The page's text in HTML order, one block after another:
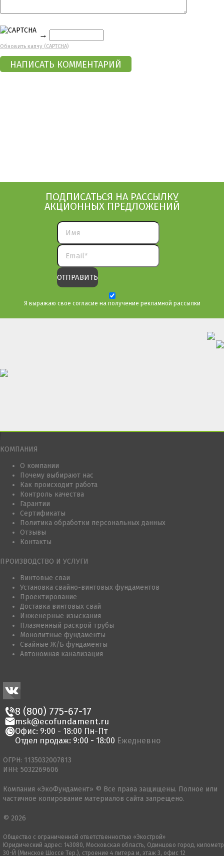
→
Обновить капчу (CAPTCHA)
ПОДПИСАТЬСЯ НА РАССЫЛКУ
АКЦИОННЫХ ПРЕДЛОЖЕНИЙ
Я выражаю свое согласие на получение рекламной рассылки
КОМПАНИЯ
О компании
Почему выбирают нас
Как происходит работа
Контроль качества
Гарантии
Сертификаты
Политика обработки персональных данных
Отзывы
Контакты
ПРОИЗВОДСТВО И УСЛУГИ
Винтовые сваи
Установка свайно-винтовых фундаментов
Проектирование
Доставка винтовых свай
Инженерные изыскания
Плазменный раскрой трубы
Монолитные фундаменты
Свайные Ж/Б фундаменты
Автономная канализация
8 (800) 775-67-17
msk@ecofundament.ru
Офис: 9:00 - 18:00 Пн-Пт
Отдел продаж: 9:00 - 18:00 Ежедневно
Общество с ограниченной ответственностью «Экострой»
Юридический адрес: 143080, Московская область, Одинцово город, километр
30-Й (Минское Шоссе Тер.), строение 4 литера и, этаж 3, офис 12
ОГРН: 1135032007813
ИНН: 5032269606
Компания «ЭкоФундамент» © Все права защищены. Полное или
частичное копирование материалов сайта запрещено.
© 2026